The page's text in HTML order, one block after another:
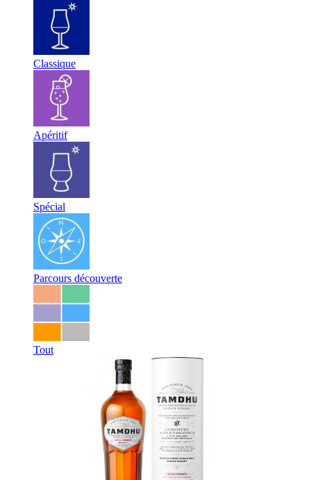
Classique
Apéritif
Spécial
Parcours découverte
Tout